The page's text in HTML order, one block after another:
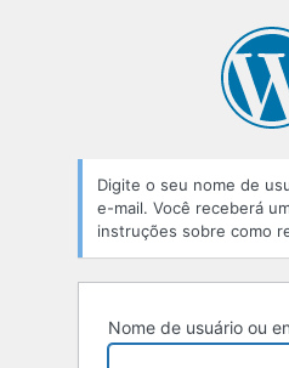
Digite o seu nome de
e-mail. Você receberá
instruções sobre como
Nome de usuário ou